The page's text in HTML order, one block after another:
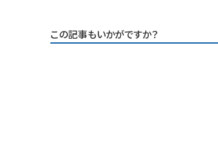
この記事もいかがですか？